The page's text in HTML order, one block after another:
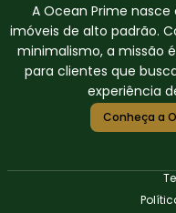
A Ocean Prime
imóveis de alto padrão.
minimalismo, a missão
para clientes que
experiência
Conheça a